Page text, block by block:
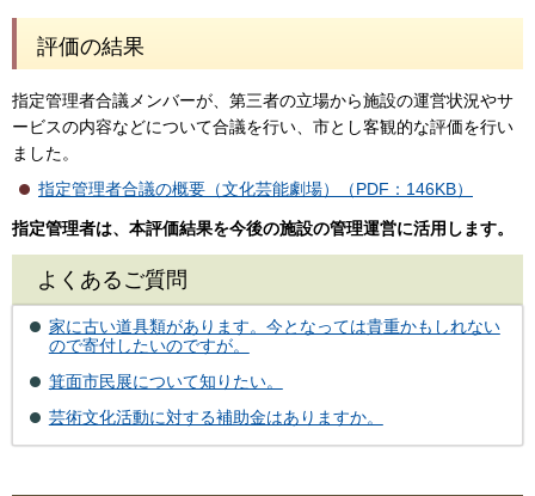
評価の結果
指定管理者合議メンバーが、第三者の立場から施設の運営状況やサ
ービスの内容などについて合議を行い、市とし客観的な評価を行い
ました。
指定管理者合議の概要（文化芸能劇場）（PDF：146KB）
指定管理者は、本評価結果を今後の施設の管理運営に活用します。
よくあるご質問
家に古い道具類があります。今となっては貴重かもしれない
ので寄付したいのですが。
箕面市民展について知りたい。
芸術文化活動に対する補助金はありますか。